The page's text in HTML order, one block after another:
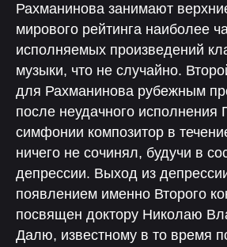
Рахманинова занимают
мирового рейтинга наиболее
исполняемых произведений
музыки, что не случайно.
для Рахманинова рубежным
после неудачного исполнения
симфонии композитор в
ничего не сочинял, будучи в
депрессии. Выход из
появлением именно Второго
посвящен доктору Николаю
Далю, известному в то время